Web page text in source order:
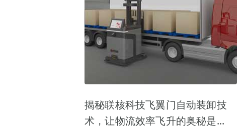
揭秘联核科技飞翼门自动装卸技
术，让物流效率飞升的奥秘是...